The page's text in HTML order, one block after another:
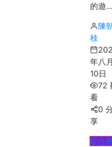
的遊...
陳
枝
年八
10日
72
看
0
享
綜合